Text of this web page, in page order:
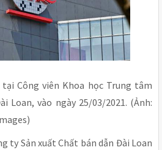
tại Công viên Khoa học Trung tâm
Loan, vào ngày 25/03/2021. (Ảnh:
ty Sản xuất Chất bán dẫn Đài Loan